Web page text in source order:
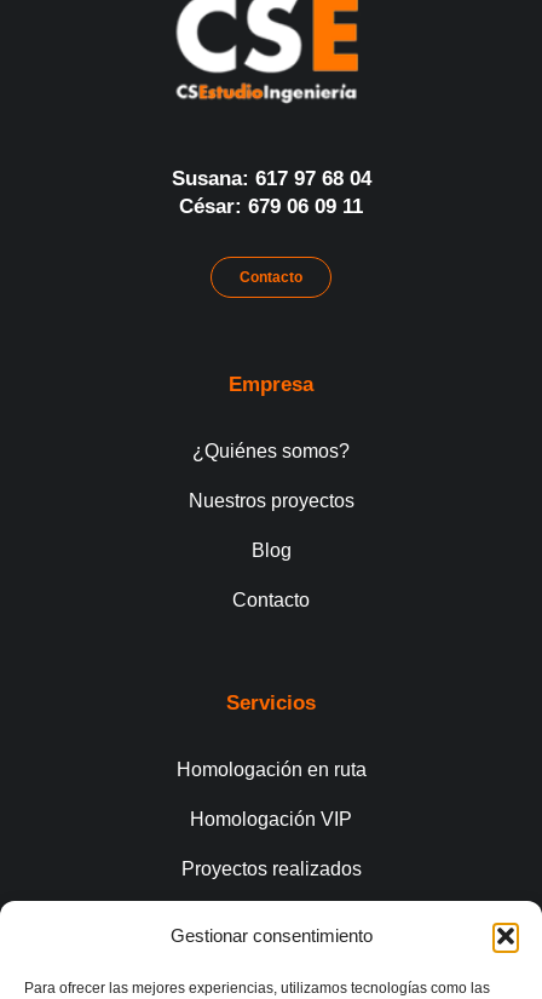
Gestionar consentimiento
Para ofrecer las mejores experiencias, utilizamos tecnologías como las
Susana: 617 97 68 04
César: 679 06 09 11
Contacto
Empresa
¿Quiénes somos?
Nuestros proyectos
Blog
Contacto
Servicios
Homologación en ruta
Homologación VIP
Proyectos realizados